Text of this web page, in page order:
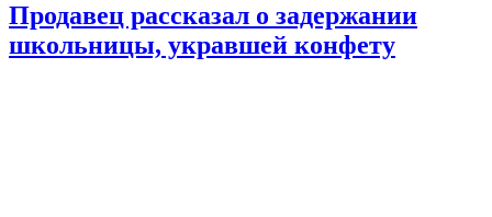
Продавец рассказал о задержании
школьницы, укравшей конфету